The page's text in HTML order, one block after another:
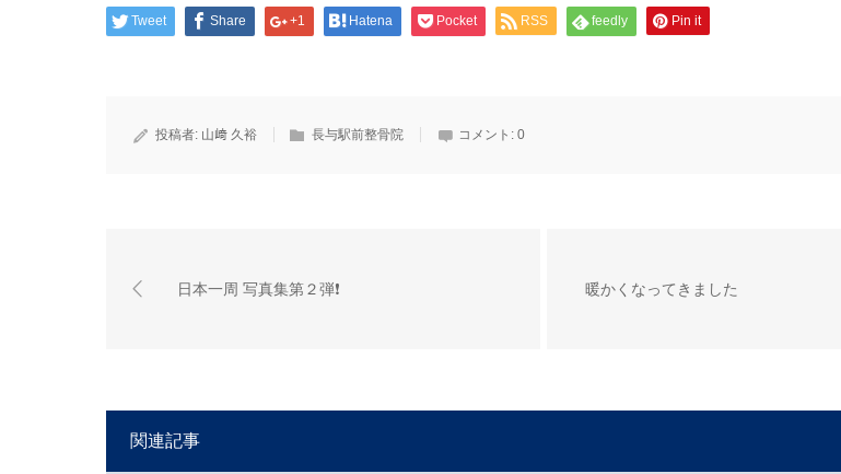
Tweet Share +1 Hatena Pocket RSS feedly Pin it
投稿者: 山﨑 久裕 長与駅前整骨院 コメント: 0
日本一周 写真集第２弾❗ 暖かくなってきました
関連記事